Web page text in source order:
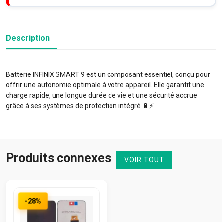
Description
Batterie INFINIX SMART 9 est un composant essentiel, conçu pour
offrir une autonomie optimale à votre appareil. Elle garantit une
charge rapide, une longue durée de vie et une sécurité accrue
grâce à ses systèmes de protection intégré 🔋⚡️
Produits connexes VOIR TOUT
-28%